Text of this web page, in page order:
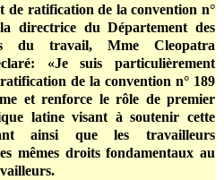
de ratification de la convention n°
directrice du Département des
du travail, Mme Cleopatra
«Je suis particulièrement
de la convention n° 189
et renforce le rôle de premier
latine visant à soutenir cette
ainsi que les travailleurs
mêmes droits fondamentaux au